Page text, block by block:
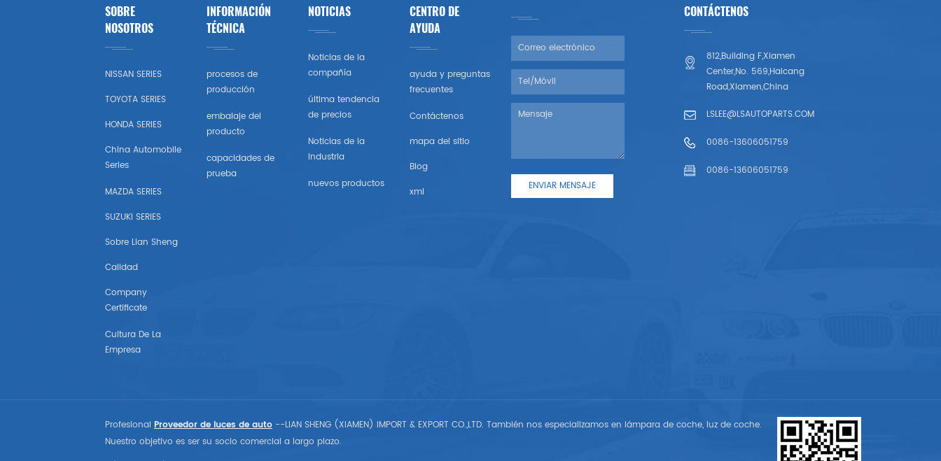
SOBRE
NOSOTROS
NISSAN SERIES
TOYOTA SERIES
HONDA SERIES
China Automobile
Series
MAZDA SERIES
SUZUKI SERIES
Sobre Lian Sheng
Calidad
Company
Certificate
Cultura De La
Empresa
INFORMACIÓN
TÉCNICA
procesos de
producción
embalaje del
producto
capacidades de
prueba
NOTICIAS
Noticias de la
compañía
última tendencia
de precios
Noticias de la
Industria
nuevos productos
CENTRO DE
AYUDA
ayuda y preguntas
frecuentes
Contáctenos
mapa del sitio
Blog
xml
CONTÁCTENOS
812,Building F,Xiamen
Center,No. 569,Haicang
Road,Xiamen,China
LSLEE@LSAUTOPARTS.COM
0086-13606051759
0086-13606051759
Profesional Proveedor de luces de auto --LIAN SHENG (XIAMEN) IMPORT & EXPORT CO.,LTD. También nos especializamos en lámpara de coche, luz de coche.
Nuestro objetivo es ser su socio comercial a largo plazo.